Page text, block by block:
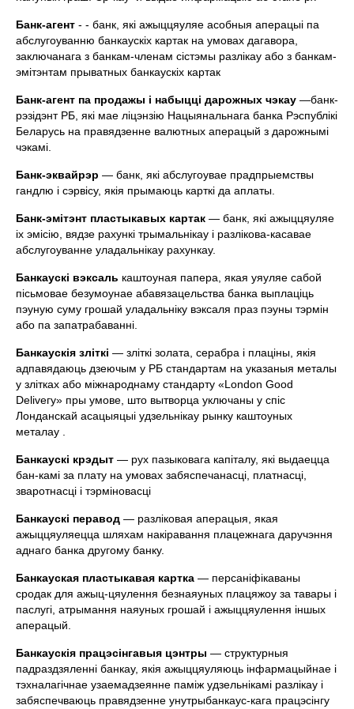
Банк-агент - - банк, якi ажыццяуляе асобныя аперацыi па
абслугоуванню банкаускiх картак на умовах дагавора,
заключанага з банкам-членам сiстэмы разлiкау або з банкам-
эмiтэнтам прыватных банкаускiх картак
Банк-агент па продажы i набыццi дарожных чэкау —банк-
рэзiдэнт РБ, якi мае лiцэнзiю Нацыянальнага банка Рэспублiкi
Беларусь на правядзенне валютных аперацый з дарожнымi
чэкамi.
Банк-эквайрэр — банк, якi абслугоувае прадпрыемствы
гандлю i сэрвiсу, якiя прымаюць карткi да аплаты.
Банк-эмiтэнт пластыкавых картак — банк, якi ажыццяуляе
iх эмiсiю, вядзе рахункi трымальнiкау i разлiкова-касавае
абслугоуванне уладальнiкау рахункау.
Банкаускi вэксаль каштоуная папера, якая уяуляе сабой
пiсьмовае безумоунае абавязацельства банка выплацiць
пэуную суму грошай уладальнiку вэксаля праз пэуны тэрмiн
або па запатрабаваннi.
Банкаускiя злiткi — злiткi золата, серабра i плацiны, якiя
адпавядаюць дзеючым у РБ стандартам на указаныя металы
у злiтках або мiжнароднаму стандарту «London Good
Deliveгу» пры умове, што вытворца уключаны у спiс
Лонданскай асацыяцыi удзельнiкау рынку каштоуных
металау .
Банкаускi крэдыт — рух пазыковага капiталу, якi выдаецца
бан-камi за плату на умовах забяспечанасцi, платнасцi,
зваротнасцi i тэрмiновасцi
Банкаускi перавод — разлiковая аперацыя, якая
ажыццяуляецца шляхам накiравання плацежнага даручэння
аднаго банка другому банку.
Банкауская пластыкавая картка — персанiфiкаваны
сродак для ажыц-цяулення безнаяуных плацяжоу за тавары i
паслугi, атрымання наяуных грошай i ажыццяулення iншых
аперацый.
Банкаускiя працэсiнгавыя цэнтры — структурныя
падраздзяленнi банкау, якiя ажыццяуляюць iнфармацыйнае i
тэхналагiчнае узаемадзеянне памiж удзельнiкамi разлiкау i
забяспечваюць правядзенне унутрыбанкаус-кага працэсiнгу